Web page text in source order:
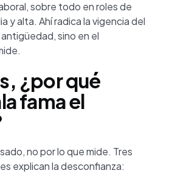
sobre todo en roles de
y alta. Ahí radica la vigencia del
sino en el
¿por qué
fama el
no por lo que mide. Tres
explican la desconfianza: